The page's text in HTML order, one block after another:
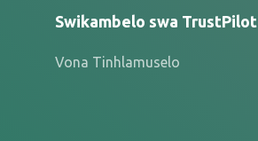
Swikambelo swa TrustPilot
Vona Tinhlamuselo